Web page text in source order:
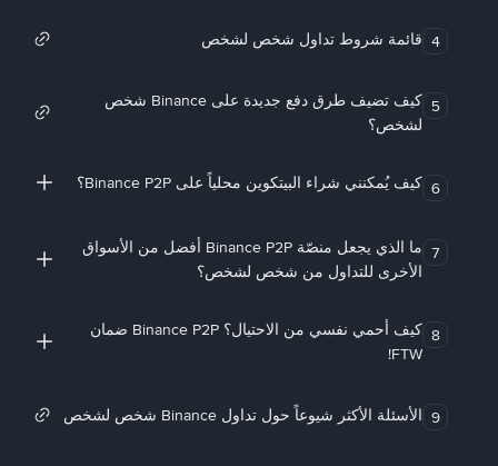
4 قائمة شروط تداول شخص لشخص
5
كيف تضيف طرق دفع جديدة على Binance شخص
لشخص؟
6 كيف يُمكنني شراء البيتكوين محلياً على Binance P2P؟
7
ما الذي يجعل منصّة Binance P2P أفضل من الأسواق
الأخرى للتداول من شخص لشخص؟
8
كيف أحمي نفسي من الاحتيال؟ Binance P2P ضمان
FTW!
9 الأسئلة الأكثر شيوعاً حول تداول Binance شخص لشخص